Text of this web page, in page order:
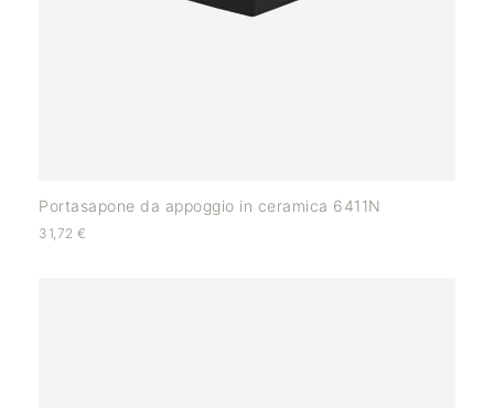
Portasapone da appoggio in ceramica 6411N
31,72 €